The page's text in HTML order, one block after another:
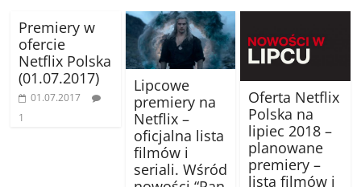
Premiery w
ofercie
Netflix Polska
(01.07.2017)
01.07.2017
1
Lipcowe
premiery na
Netflix –
oficjalna lista
filmów i
seriali. Wśród
Oferta Netflix
Polska na
lipiec 2018 –
planowane
premiery –
lista filmów i